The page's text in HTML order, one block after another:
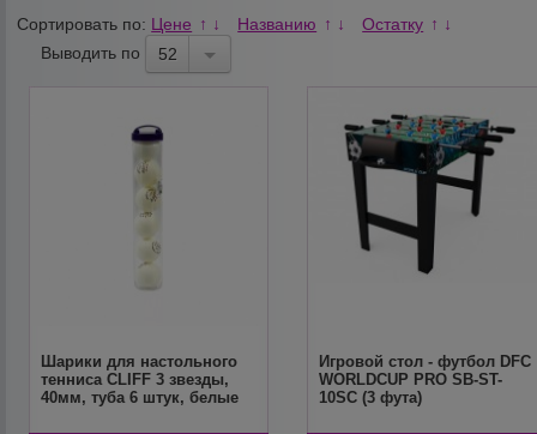
Сортировать по: Цене ↑ ↓ Названию ↑ ↓ Остатку ↑ ↓
Выводить по 52
Шарики для настольного
тенниса CLIFF 3 звезды,
40мм, туба 6 штук, белые
Игровой стол - футбол DFC
WORLDCUP PRO SB-ST-
10SC (3 фута)